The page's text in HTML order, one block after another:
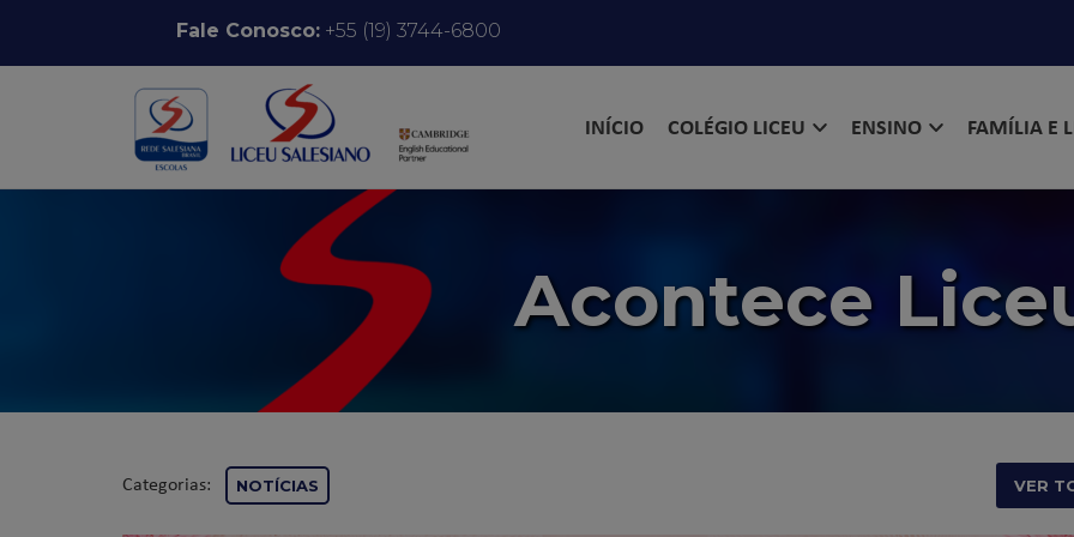
Pular para o conteúdoFale Conosco:+55 (19) 3744-6800
INÍCIO COLÉGIO LICEU ENSINO FAMÍLIA E
Acontece
Categorias: NOTÍCIAS VER